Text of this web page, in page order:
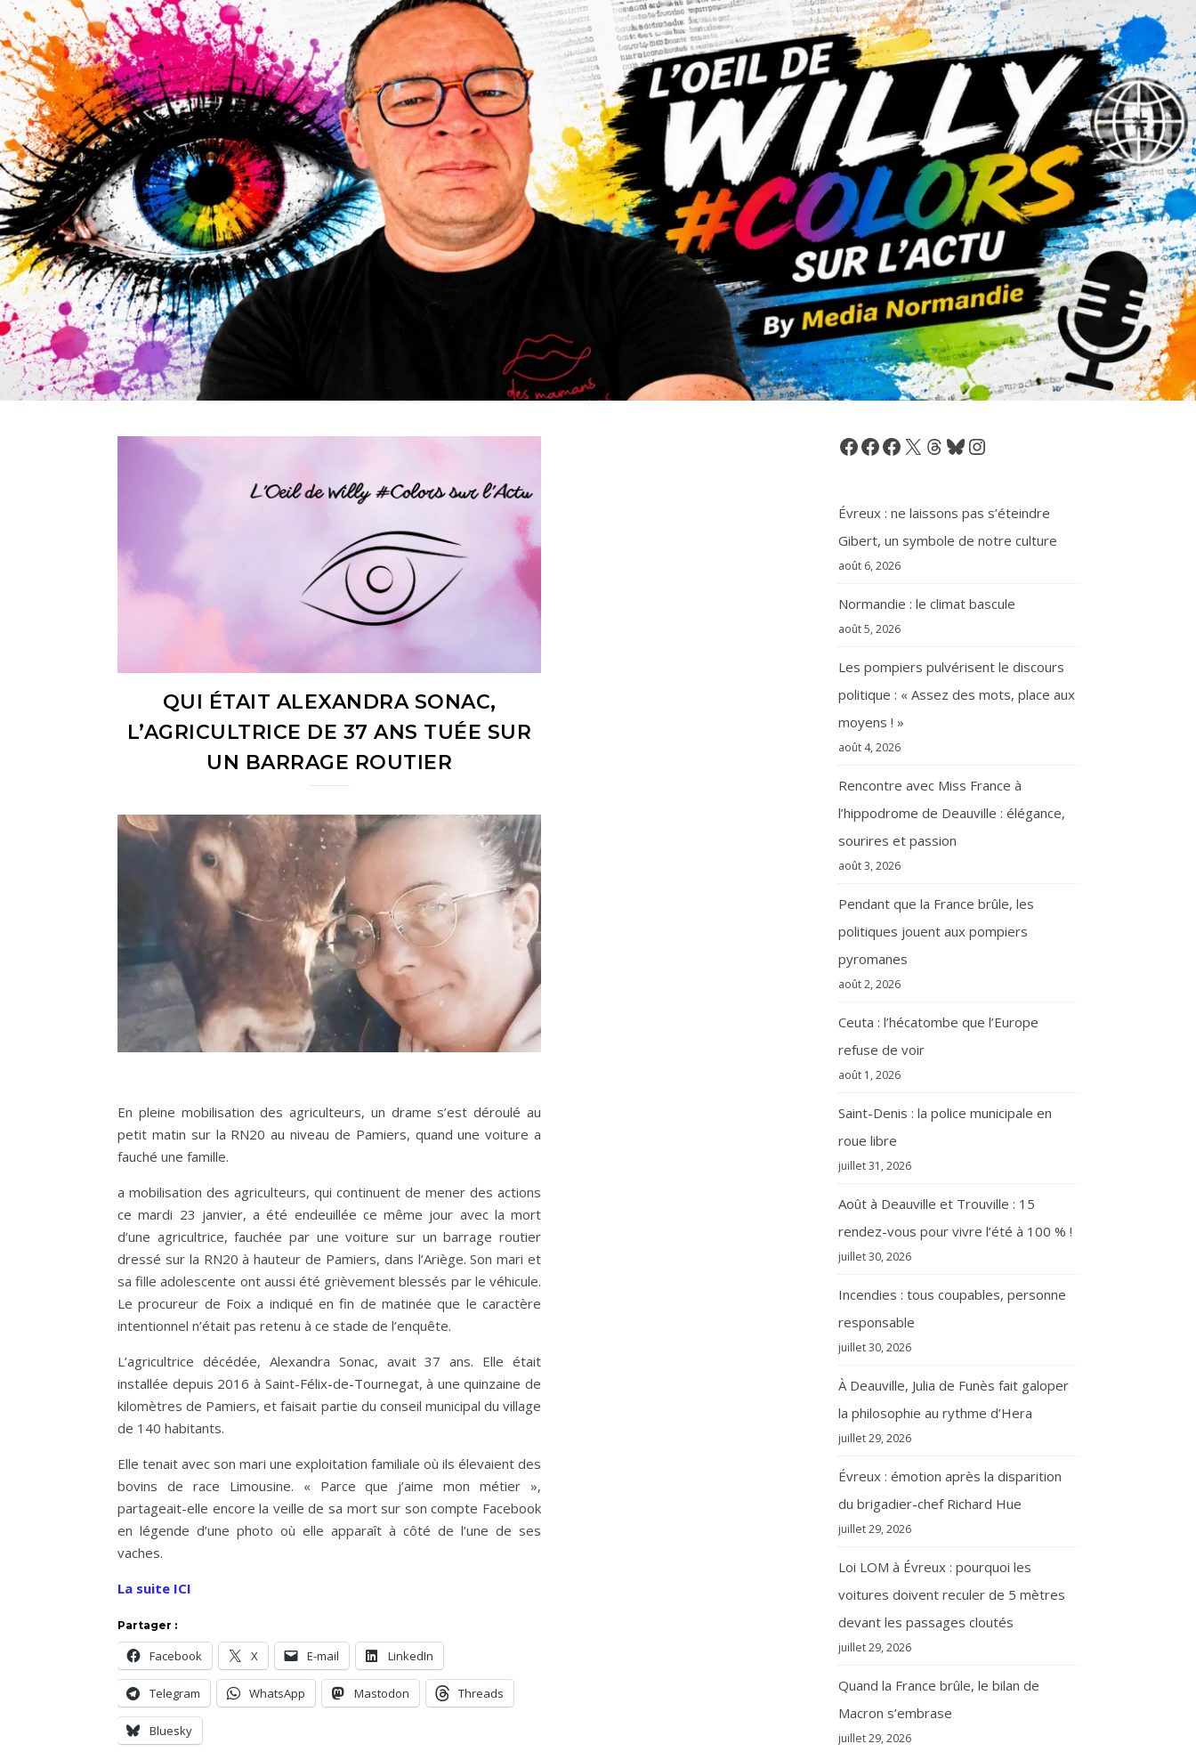
QUI ÉTAIT ALEXANDRA SONAC,
L’AGRICULTRICE DE 37 ANS TUÉE SUR
UN BARRAGE ROUTIER
En pleine mobilisation des agriculteurs, un drame s’est déroulé au
petit matin sur la RN20 au niveau de Pamiers, quand une voiture a
fauché une famille.
a mobilisation des agriculteurs, qui continuent de mener des actions
ce mardi 23 janvier, a été endeuillée ce même jour avec la mort
d’une agricultrice, fauchée par une voiture sur un barrage routier
dressé sur la RN20 à hauteur de Pamiers, dans l’Ariège. Son mari et
sa fille adolescente ont aussi été grièvement blessés par le véhicule.
Le procureur de Foix a indiqué en fin de matinée que le caractère
intentionnel n’était pas retenu à ce stade de l’enquête.
L’agricultrice décédée, Alexandra Sonac, avait 37 ans. Elle était
installée depuis 2016 à Saint-Félix-de-Tournegat, à une quinzaine de
kilomètres de Pamiers, et faisait partie du conseil municipal du village
de 140 habitants.
Elle tenait avec son mari une exploitation familiale où ils élevaient des
bovins de race Limousine. « Parce que j’aime mon métier »,
partageait-elle encore la veille de sa mort sur son compte Facebook
en légende d’une photo où elle apparaît à côté de l’une de ses
vaches.
La suite ICI
Partager :
Facebook X E-mail LinkedIn
Telegram WhatsApp Mastodon Threads
Bluesky
Facebook
Facebook
Facebook
X Threads
BlueskyInstagram
Évreux : ne laissons pas s’éteindre
Gibert, un symbole de notre culture
août 6, 2026
Normandie : le climat bascule
août 5, 2026
Les pompiers pulvérisent le discours
politique : « Assez des mots, place aux
moyens ! »
août 4, 2026
Rencontre avec Miss France à
l’hippodrome de Deauville : élégance,
sourires et passion
août 3, 2026
Pendant que la France brûle, les
politiques jouent aux pompiers
pyromanes
août 2, 2026
Ceuta : l’hécatombe que l’Europe
refuse de voir
août 1, 2026
Saint-Denis : la police municipale en
roue libre
juillet 31, 2026
Août à Deauville et Trouville : 15
rendez-vous pour vivre l’été à 100 % !
juillet 30, 2026
Incendies : tous coupables, personne
responsable
juillet 30, 2026
À Deauville, Julia de Funès fait galoper
la philosophie au rythme d’Hera
juillet 29, 2026
Évreux : émotion après la disparition
du brigadier-chef Richard Hue
juillet 29, 2026
Loi LOM à Évreux : pourquoi les
voitures doivent reculer de 5 mètres
devant les passages cloutés
juillet 29, 2026
Quand la France brûle, le bilan de
Macron s’embrase
juillet 29, 2026